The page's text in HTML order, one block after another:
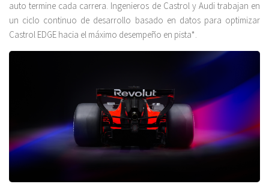
auto termine cada carrera. Ingenieros de Castrol y Audi trabajan en
un ciclo continuo de desarrollo basado en datos para optimizar
Castrol EDGE hacia el máximo desempeño en pista*.